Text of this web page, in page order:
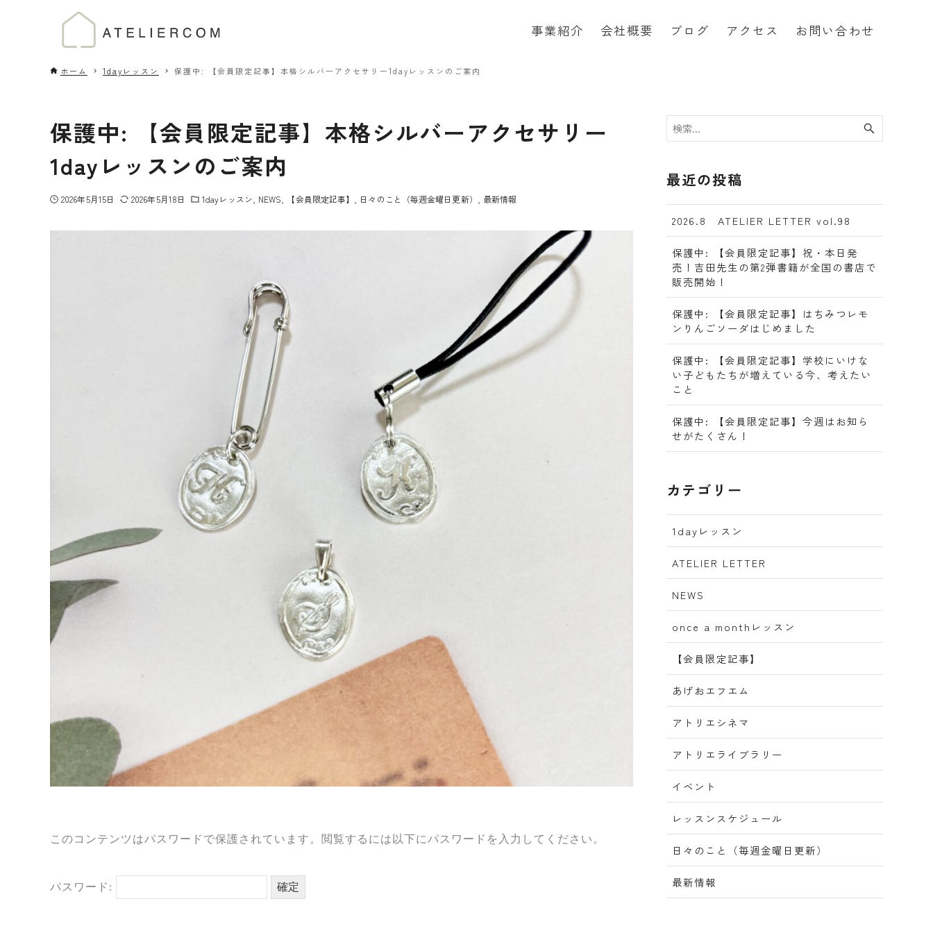
事業紹介 会社概要 ブログ アクセス お問い合わせ
ホーム 1dayレッスン 保護中: 【会員限定記事】本格シルバーアクセサリー1dayレッスンのご案内
保護中: 【会員限定記事】本格シルバーアクセサリー
1dayレッスンのご案内
2026年5月15日 2026年5月18日 1dayレッスン NEWS 【会員限定記事】 日々のこと（毎週金曜日更新） 最新情報
このコンテンツはパスワードで保護されています。閲覧するには以下にパスワードを入力してください。
パスワード:
最近の投稿
2026.8 ATELIER LETTER vol.98
保護中: 【会員限定記事】祝・本日発
売！吉田先生の第2弾書籍が全国の書店で
販売開始！
保護中: 【会員限定記事】はちみつレモ
ンりんごソーダはじめました
保護中: 【会員限定記事】学校にいけな
い子どもたちが増えている今、考えたい
こと
保護中: 【会員限定記事】今週はお知ら
せがたくさん！
カテゴリー
1dayレッスン
ATELIER LETTER
NEWS
once a monthレッスン
【会員限定記事】
あげおエフエム
アトリエシネマ
アトリエライブラリー
イベント
レッスンスケジュール
日々のこと（毎週金曜日更新）
最新情報